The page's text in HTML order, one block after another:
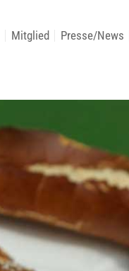
Mitglied Presse/News